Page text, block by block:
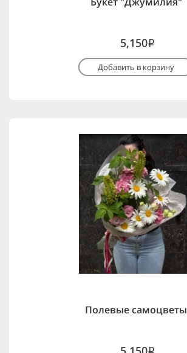
5,150i
Добавить в корзину
Полевые самоцветы
i